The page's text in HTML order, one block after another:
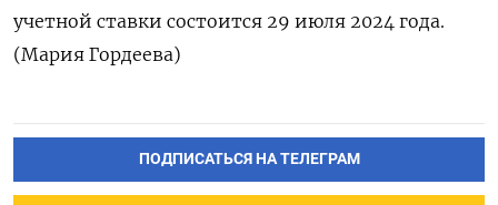
учетной ставки состоится 29 июля 2024 года.
(Мария Гордеева)
ПОДПИСАТЬСЯ НА ТЕЛЕГРАМ